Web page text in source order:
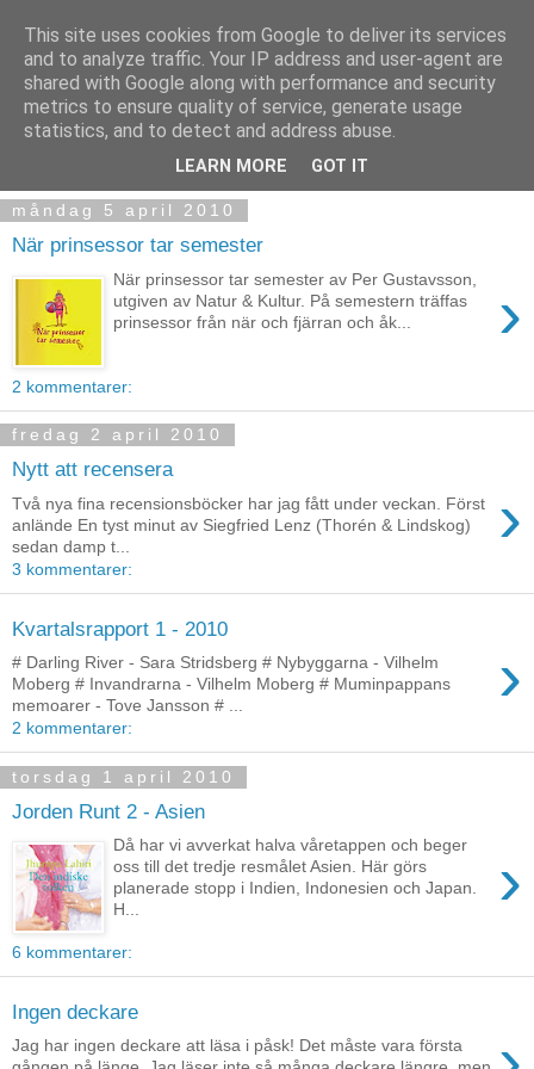
måndag 5 april 2010
När prinsessor tar semester
›
När prinsessor tar semester av Per Gustavsson,
utgiven av Natur & Kultur. På semestern träffas
prinsessor från när och fjärran och åk...
2 kommentarer:
fredag 2 april 2010
Nytt att recensera
›
Två nya fina recensionsböcker har jag fått under veckan. Först
anlände En tyst minut av Siegfried Lenz (Thorén & Lindskog)
sedan damp t...
3 kommentarer:
Kvartalsrapport 1 - 2010
›
# Darling River - Sara Stridsberg # Nybyggarna - Vilhelm
Moberg # Invandrarna - Vilhelm Moberg # Muminpappans
memoarer - Tove Jansson # ...
2 kommentarer:
torsdag 1 april 2010
Jorden Runt 2 - Asien
›
Då har vi avverkat halva våretappen och beger
oss till det tredje resmålet Asien. Här görs
planerade stopp i Indien, Indonesien och Japan.
H...
6 kommentarer:
Ingen deckare
Jag har ingen deckare att läsa i påsk! Det måste vara första
This site uses cookies from Google to deliver its services
and to analyze traffic. Your IP address and user-agent are
shared with Google along with performance and security
metrics to ensure quality of service, generate usage
statistics, and to detect and address abuse.
LEARN MORE GOT IT